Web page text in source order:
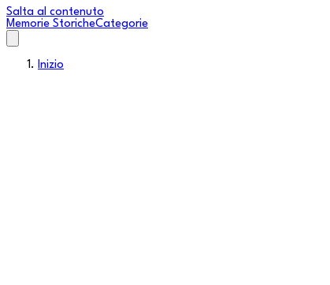
Salta al contenuto
Memorie StoricheCategorie
Inizio